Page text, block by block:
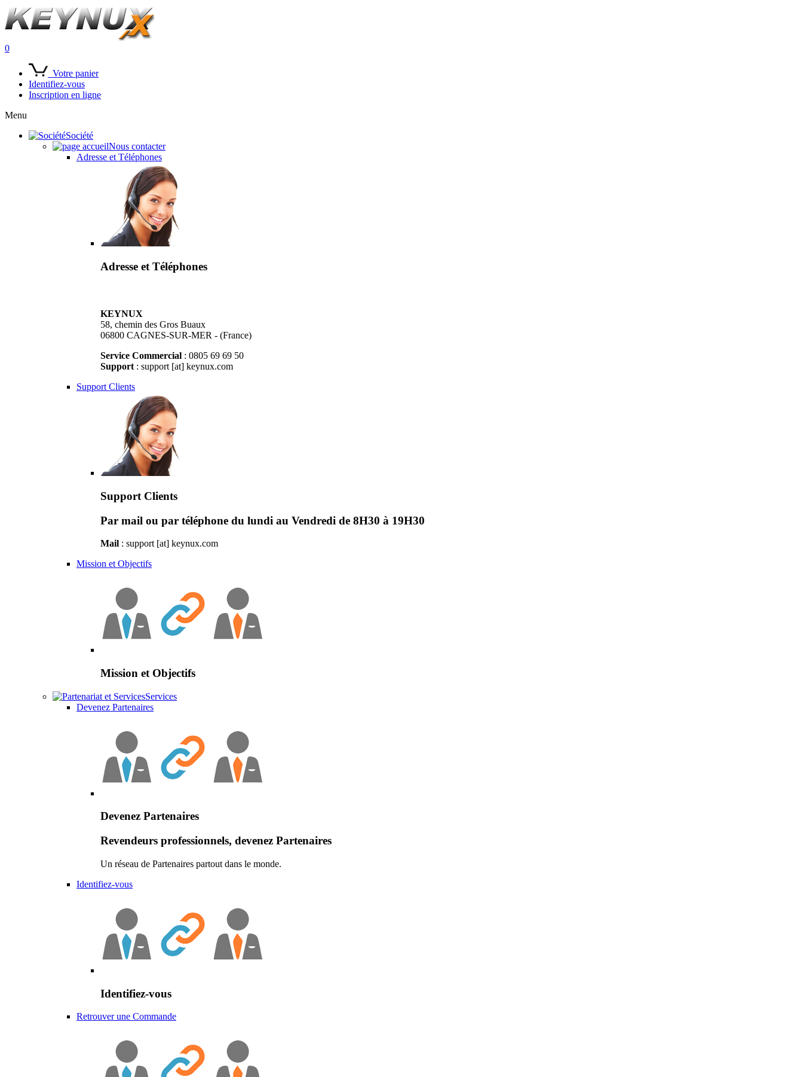
0
Votre panier
Identifiez-vous
Inscription en ligne
Menu
Société
Nous contacter
Adresse et Téléphones
Adresse et Téléphones
KEYNUX
58, chemin des Gros Buaux
06800 CAGNES-SUR-MER - (France)
Service Commercial : 0805 69 69 50
Support : support [at] keynux.com
Support Clients
Support Clients
Par mail ou par téléphone du lundi au Vendredi de 8H30 à 19H30
Mail : support [at] keynux.com
Mission et Objectifs
Mission et Objectifs
Services
Devenez Partenaires
Devenez Partenaires
Revendeurs professionnels, devenez Partenaires
Un réseau de Partenaires partout dans le monde.
Identifiez-vous
Identifiez-vous
Retrouver une Commande